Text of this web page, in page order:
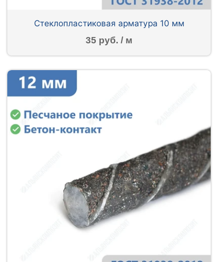
Стеклопластиковая арматура 10 мм
35 руб. / м